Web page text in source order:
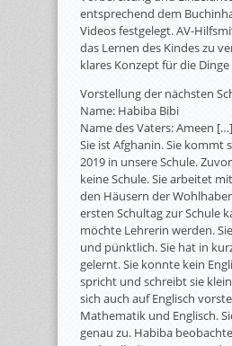
entsprechend dem
Videos festgelegt. AV-
das Lernen des Kindes zu
klares Konzept für die
Vorstellung der nächsten
Name: Habiba Bibi
Name des Vaters: Ameen
Sie ist Afghanin. Sie kommt
2019 in unsere Schule.
keine Schule. Sie arbeitet
den Häusern der
ersten Schultag zur Schule
möchte Lehrerin werden.
und pünktlich. Sie hat in
gelernt. Sie konnte kein
spricht und schreibt sie
sich auch auf Englisch
Mathematik und Englisch.
genau zu. Habiba